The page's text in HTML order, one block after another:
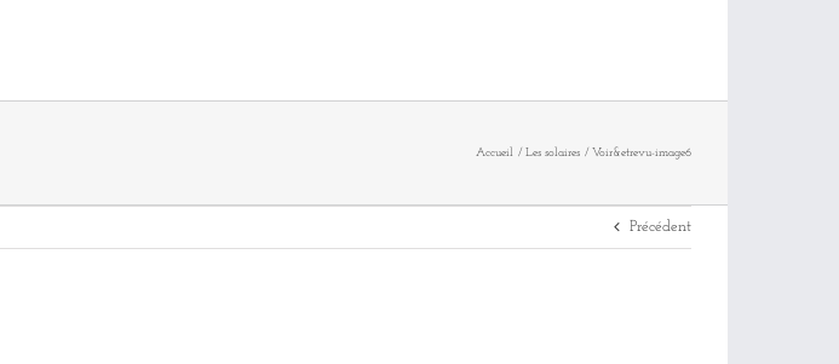
Accueil Les solaires Voir&etrevu-image6
Précédent